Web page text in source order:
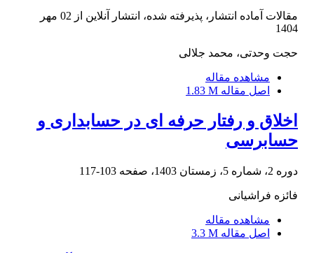
مقالات آماده انتشار، پذیرفته شده، انتشار آنلاین از
02 مهر
1404
حجت وحدتی، محمد جلالی
مشاهده مقاله
اصل مقاله 1.83 M
اخلاق و رفتار حرفه ای در حسابداری و
حسابرسی
دوره 2، شماره 5، زمستان 1403، صفحه 103-117
فائزه فراشیانی
مشاهده مقاله
اصل مقاله 3.3 M